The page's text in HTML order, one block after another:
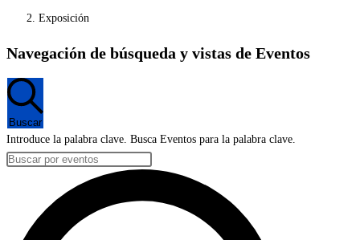
Exposición
Eventos
19
marzo,
2024
Navegación de búsqueda y vistas de Eventos
Buscar
Introduce la palabra clave. Busca Eventos para la palabra clave.